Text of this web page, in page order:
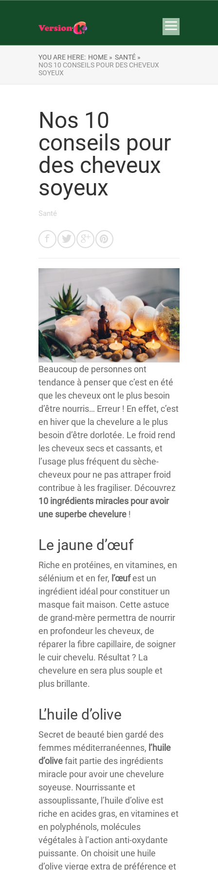
YOU ARE HERE: HOME » SANTÉ »
NOS 10 CONSEILS POUR DES CHEVEUX
SOYEUX
Nos 10
conseils pour
des cheveux
soyeux
Santé
Beaucoup de personnes ont
tendance à penser que c’est en été
que les cheveux ont le plus besoin
d’être nourris… Erreur ! En effet, c’est
en hiver que la chevelure a le plus
besoin d’être dorlotée. Le froid rend
les cheveux secs et cassants, et
l’usage plus fréquent du sèche-
cheveux pour ne pas attraper froid
contribue à les fragiliser. Découvrez
10 ingrédients miracles pour avoir
une superbe chevelure !
Le jaune d’œuf
Riche en protéines, en vitamines, en
sélénium et en fer, l’œufest un
ingrédient idéal pour constituer un
masque fait maison. Cette astuce
de grand-mère permettra de nourrir
en profondeur les cheveux, de
réparer la fibre capillaire, de soigner
le cuir chevelu. Résultat ? La
chevelure en sera plus souple et
plus brillante.
L’huile d’olive
Secret de beauté bien gardé des
femmes méditerranéennes, l’huile
d’olivefait partie des ingrédients
miracle pour avoir une chevelure
soyeuse. Nourrissante et
assouplissante, l’huile d’olive est
riche en acides gras, en vitamines et
en polyphénols, molécules
végétales à l’action anti-oxydante
puissante. On choisit une huile
d’olive vierge extra de préférence et